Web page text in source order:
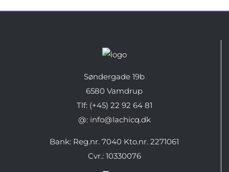
Søndergade 19b
6580 Vamdrup
Tlf: (+45) 22 92 64 81
@: info@lachicq.dk
Bank: Reg.nr. 7040 Kto.nr. 2271061
Cvr.: 10330076